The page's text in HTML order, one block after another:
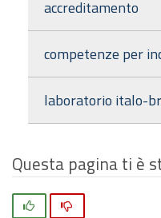
accreditamento
competenze per
laboratorio italo-
Questa pagina ti è